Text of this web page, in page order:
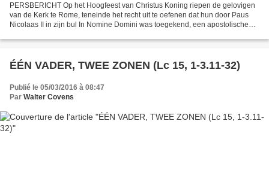
PERSBERICHT Op het Hoogfeest van Christus Koning riepen de gelovigen
van de Kerk te Rome, teneinde het recht uit te oefenen dat hun door Paus
Nicolaas II in zijn bul In Nomine Domini was toegekend, een apostolische
ÉÉN VADER, TWEE ZONEN (Lc 15, 1-3.11-32)
Publié le 05/03/2016 à 08:47
Par Walter Covens